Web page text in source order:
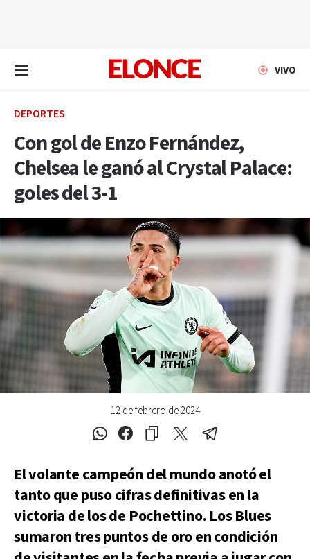
VIVO
DEPORTES
Con gol de Enzo Fernández,
Chelsea le ganó al Crystal Palace:
goles del 3-1
12 de febrero de 2024
El volante campeón del mundo anotó el
tanto que puso cifras definitivas en la
victoria de los de Pochettino. Los Blues
sumaron tres puntos de oro en condición